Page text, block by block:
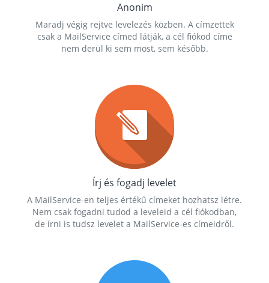
Anonim
Maradj végig rejtve levelezés közben. A címzettek
csak a MailService címed látják, a cél fiókod címe
nem derül ki sem most, sem később.
Írj és fogadj levelet
A MailService-en teljes értékű címeket hozhatsz létre.
Nem csak fogadni tudod a leveleid a cél fiókodban,
de írni is tudsz levelet a MailService-es címeidről.